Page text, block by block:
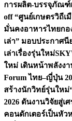
การผลิต-บรรจุภัณฑ์
off “ศูนย์เกษตรวิถีเ
มั่นคงอาหารไทยกอ
เล่า” มอบประกาศ
เล่าเรื่องรุ่นใหม่
ใหม่ เดินหน้าพลังง
Forum ไทย–ญี่ปุ่น
สร้างนักวิทย์รุ่นใหม่
2026 ดันงานวิจัยสู่เ
คอนดักเตอร์เป็นหัว